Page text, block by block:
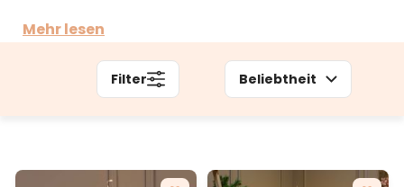
und dekorieren Sie Ihr Geschäft kreativ und originell.
werden mit Strom versorgt und mit
Niederspannung betrieben.
Mehr lesen
Filter Beliebtheit